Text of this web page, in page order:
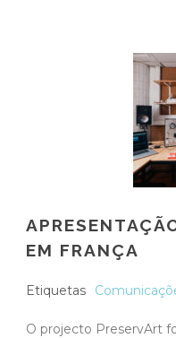
EM FRANÇA
Etiquetas
O projecto PreservArt